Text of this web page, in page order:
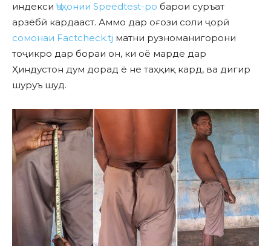
индекси Ҷаҳонии Speedtest-ро барои суръат
арзёбӣ кардааст. Аммо дар оғози соли ҷорӣ
сомонаи Factcheck.tj матни рузноманигорони
тоҷикро дар бораи он, ки оё марде дар
Ҳиндустон дум дорад ё не таҳқиқ кард, ва дигир
шуруъ шуд.